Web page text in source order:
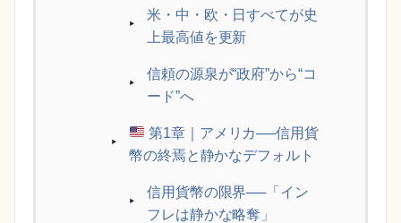
米・中・欧・日すべてが史
上最高値を更新
信頼の源泉が“政府”から“コ
ード”へ
第1章｜アメリカ──信用貨
幣の終焉と静かなデフォルト
信用貨幣の限界──「イン
フレは静かな略奪」